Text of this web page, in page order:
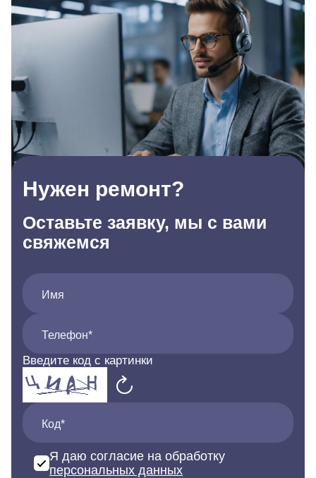
Нужен ремонт?
Оставьте заявку, мы с вами
свяжемся
Имя
Телефон*
Введите код с картинки
Код*
Я даю согласие на обработку
персональных данных